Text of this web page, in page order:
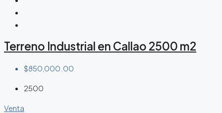
Terreno Industrial en Callao 2500 m2
$850,000.00
2500
Venta